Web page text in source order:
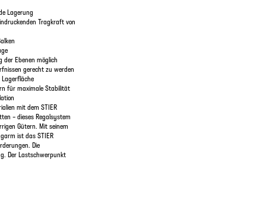
Lagerung
Tragkraft von
der Ebenen möglich
gerecht zu werden
für maximale Stabilität
mit dem STIER
– dieses Regalsystem
Gütern. Mit seinem
ist das STIER
Die
Der Lastschwerpunkt